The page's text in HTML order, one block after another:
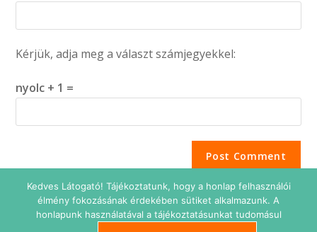
Kérjük, adja meg a választ számjegyekkel:
nyolc + 1 =
Kedves Látogató! Tájékoztatunk, hogy a honlap felhasználói
élmény fokozásának érdekében sütiket alkalmazunk. A
honlapunk használatával a tájékoztatásunkat tudomásul